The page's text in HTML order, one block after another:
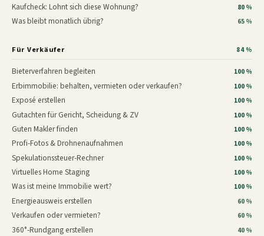
Kaufcheck: Lohnt sich diese Wohnung? 80 %
Was bleibt monatlich übrig? 65 %
Für Verkäufer 84 %
Bieterverfahren begleiten 100 %
Erbimmobilie: behalten, vermieten oder verkaufen? 100 %
Exposé erstellen 100 %
Gutachten für Gericht, Scheidung & ZV 100 %
Guten Makler finden 100 %
Profi-Fotos & Drohnenaufnahmen 100 %
Spekulationssteuer-Rechner 100 %
Virtuelles Home Staging 100 %
Was ist meine Immobilie wert? 100 %
Energieausweis erstellen 60 %
Verkaufen oder vermieten? 60 %
360°-Rundgang erstellen 40 %